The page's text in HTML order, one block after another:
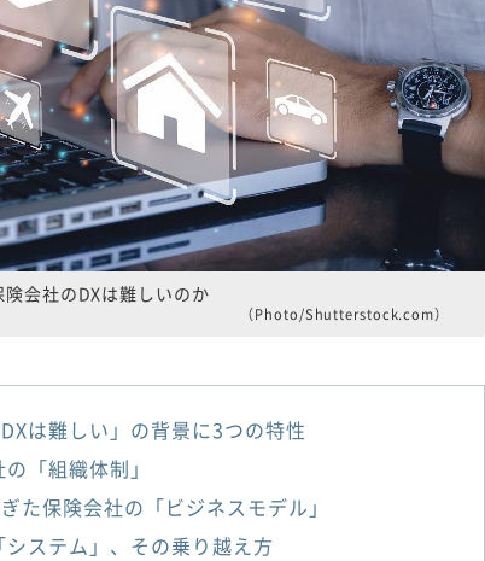
険会社のDXは難しいのか
（Photo/Shutterstock.com）
DXは難しい」の背景に3つの特性
「組織体制」
た保険会社の「ビジネスモデル」
システム」、その乗り越え方